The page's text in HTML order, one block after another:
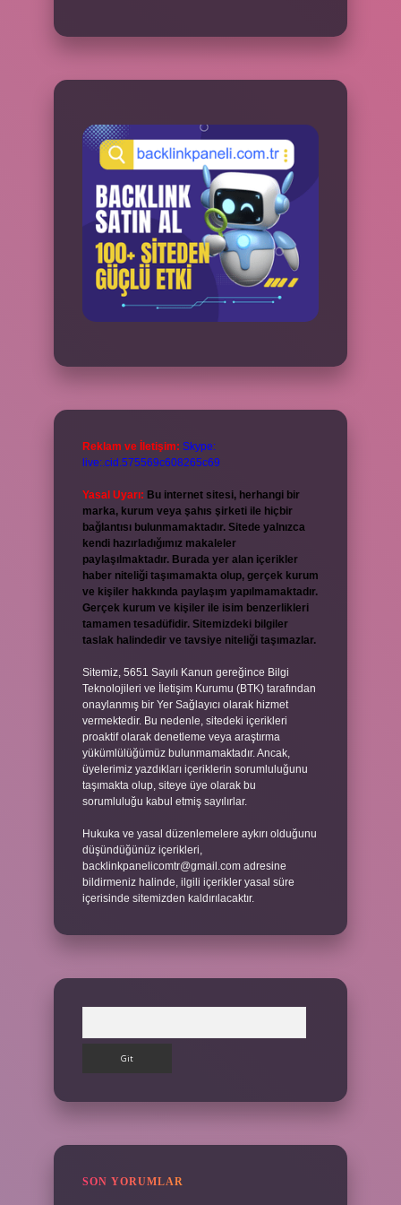
Reklam ve İletişim: Skype:
live:.cid.575569c608265c69
Yasal Uyarı: Bu internet sitesi, herhangi bir
marka, kurum veya şahıs şirketi ile hiçbir
bağlantısı bulunmamaktadır. Sitede yalnızca
kendi hazırladığımız makaleler
paylaşılmaktadır. Burada yer alan içerikler
haber niteliği taşımamakta olup, gerçek kurum
ve kişiler hakkında paylaşım yapılmamaktadır.
Gerçek kurum ve kişiler ile isim benzerlikleri
tamamen tesadüfidir. Sitemizdeki bilgiler
taslak halindedir ve tavsiye niteliği taşımazlar.
Sitemiz, 5651 Sayılı Kanun gereğince Bilgi
Teknolojileri ve İletişim Kurumu (BTK) tarafından
onaylanmış bir Yer Sağlayıcı olarak hizmet
vermektedir. Bu nedenle, sitedeki içerikleri
proaktif olarak denetleme veya araştırma
yükümlülüğümüz bulunmamaktadır. Ancak,
üyelerimiz yazdıkları içeriklerin sorumluluğunu
taşımakta olup, siteye üye olarak bu
sorumluluğu kabul etmiş sayılırlar.
Hukuka ve yasal düzenlemelere aykırı olduğunu
düşündüğünüz içerikleri,
backlinkpanelicomtr@gmail.com adresine
bildirmeniz halinde, ilgili içerikler yasal süre
içerisinde sitemizden kaldırılacaktır.
SON YORUMLAR